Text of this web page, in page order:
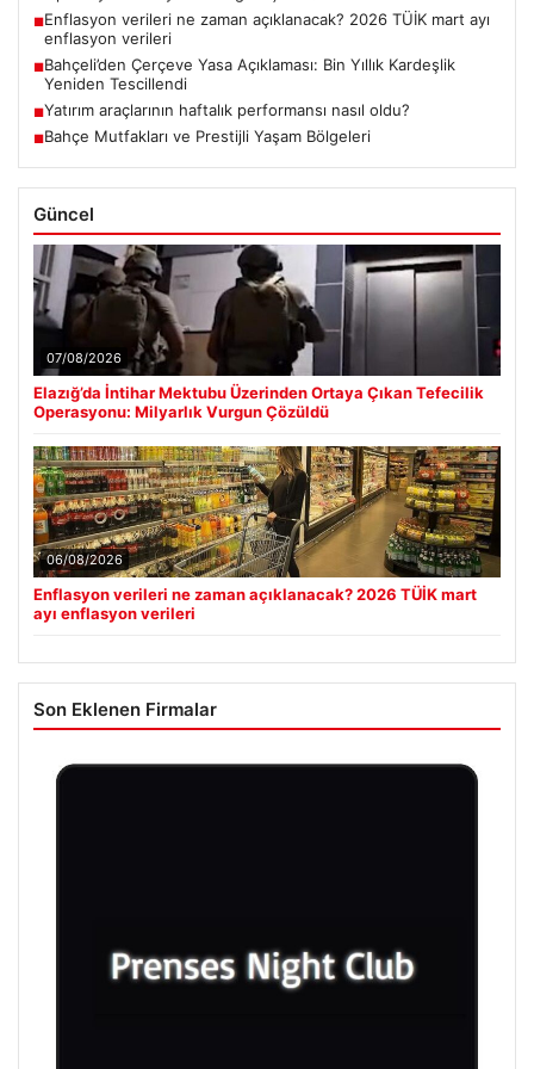
Elazığ’da İntihar Mektubu Üzerinden Ortaya Çıkan Tefecilik
Operasyonu: Milyarlık Vurgun Çözüldü
Enflasyon verileri ne zaman açıklanacak? 2026 TÜİK mart ayı
enflasyon verileri
■Bahçeli’den Çerçeve Yasa Açıklaması: Bin Yıllık Kardeşlik
■Bahçe Mutfakları ve Prestijli Yaşam Bölgeleri
Güncel
Elazığ’da İntihar Mektubu Üzerinden Ortaya Çıkan Tefecilik
Operasyonu: Milyarlık Vurgun Çözüldü
Enflasyon verileri ne zaman açıklanacak? 2026 TÜİK mart
ayı enflasyon verileri
Son Eklenen Firmalar